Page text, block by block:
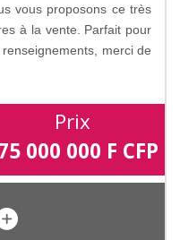
vous proposons ce très
à la vente. Parfait pour
merci de
Prix
000 000 F CFP